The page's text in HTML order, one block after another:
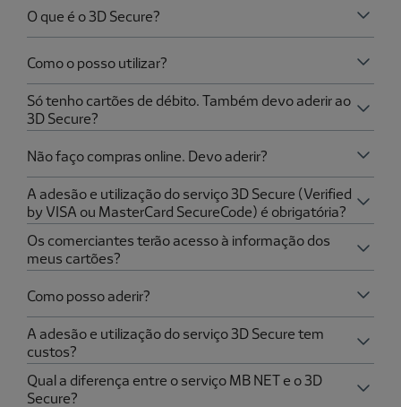
O que é o 3D Secure?
Como o posso utilizar?
Só tenho cartões de débito. Também devo aderir ao
3D Secure?
Não faço compras online. Devo aderir?
A adesão e utilização do serviço 3D Secure (Verified
by VISA ou MasterCard SecureCode) é obrigatória?
Os comerciantes terão acesso à informação dos
meus cartões?
Como posso aderir?
A adesão e utilização do serviço 3D Secure tem
custos?
Qual a diferença entre o serviço MB NET e o 3D
Secure?